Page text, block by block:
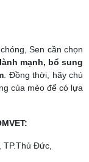
Sen cần chọn
mạnh, bổ sung
. Đồng thời, hãy chú
của mèo để có lựa
TP.Thủ Đức,